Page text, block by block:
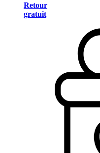
Retour
gratuit